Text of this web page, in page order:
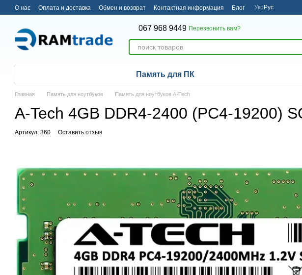
Перейти к основному контенту
О нас Оплата и доставка Обмен и возврат Контактная информация Блог Укр Рус
067 968 9449 Перезвонить вам?
Память для ПК
Главная Память для ноутбуков Память для ноутбуков A-Tech
A-Tech 4GB DDR4-2400 (PC4-19200)
Артикул: 360 Оставить отзыв